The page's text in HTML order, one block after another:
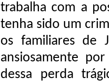
trabalha com a
tenha sido um
os familiares de
ansiosamente
dessa perda